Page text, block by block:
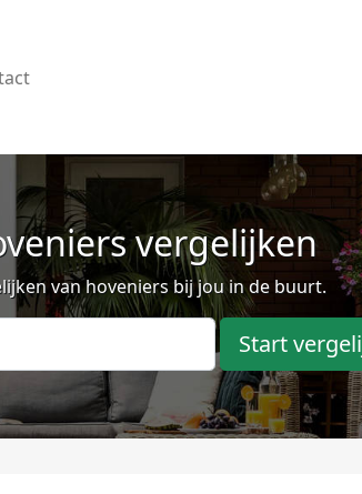
vergelijken
van hoveniers bij jou in de buurt.
Start